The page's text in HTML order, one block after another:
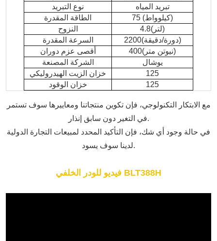
نوع التبريد
تبريد المياه
الطاقة المقدرة
75 (كيلوواط)
النزوح
4.8(لتر)
السرعة المقدرة
2200(دورة/دقيقة)
أقصى عزم دوران
400(نيوتن متر)
الشركة المصنعة
يوشال
خزان الزيت الهيدروليكي
125
خزان الوقود
125
مع الابتكار التكنولوجي، فإن تكوين منتجاتنا ومعاييرها سوف تستمر
في التغير دون سابق إنذار.
في حالة وجود أي شك، فإن التأكيد المحدد لمبيعات التجارة الدولية
لدينا سوف يسود.
فيديو للودر الخلفي BLT388H